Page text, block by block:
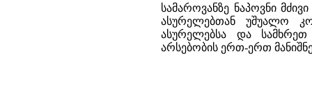
სამაროვანზე ნაპოვნი
ასურელებთან უშუალო
ასურელებსა და
არსებობის ერთ-ერთ